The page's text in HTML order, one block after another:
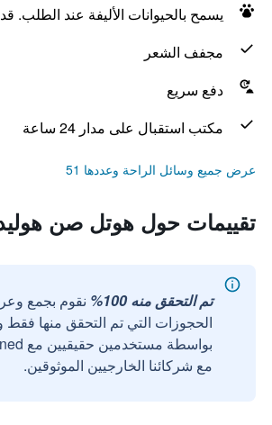
يسمح بالحيوانات الأليفة عند الطلب.
مجفف الشعر
دفع سريع
مكتب استقبال على مدار 24 ساعة
عرض جميع وسائل الراحة وعددها 51
تقييمات حول هوتل صن
تم التحقق منه 100%
نقوم بجمع
الحجوزات التي تم التحقق منها فقط
مع شركائنا الخارجيين الموثوقين.